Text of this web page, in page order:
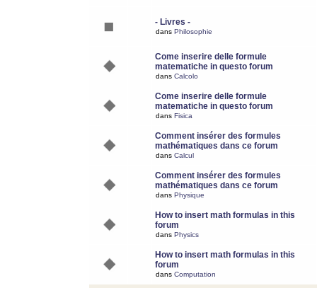
- Livres -
dans Philosophie
Come inserire delle formule
matematiche in questo forum
dans Calcolo
Come inserire delle formule
matematiche in questo forum
dans Fisica
Comment insérer des formules
mathématiques dans ce forum
dans Calcul
Comment insérer des formules
mathématiques dans ce forum
dans Physique
How to insert math formulas in this
forum
dans Physics
How to insert math formulas in this
forum
dans Computation